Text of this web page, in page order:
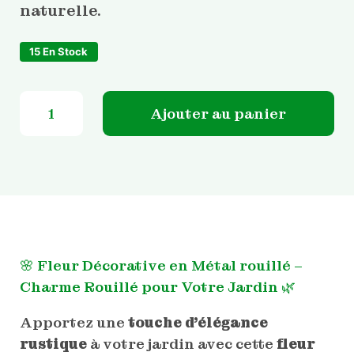
naturelle.
15 En Stock
quantité de Fleur décorative en métal rouillé
Ajouter au panier
🌸 Fleur Décorative en Métal rouillé –
Charme Rouillé pour Votre Jardin 🌿
Apportez une touche d’élégance
rustiqueà votre jardin avec cette fleur